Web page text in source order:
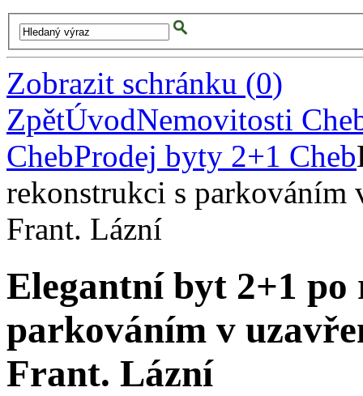
Zobrazit schránku (0)
ZpětÚvodNemovitosti
ChebProdej byty 2+1 Cheb
rekonstrukci s parkováním
Frant. Lázní
Elegantní byt 2+1 po
parkováním v
Frant. Lázní